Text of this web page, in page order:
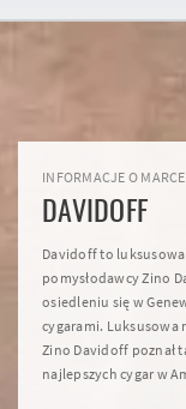
INFORMACJE O MARCE
DAVIDOFF
Davidoff to
pomysłodawcy Zino
osiedleniu się w
cygarami. Luksusowa
Zino Davidoff poznał
najlepszych cygar w